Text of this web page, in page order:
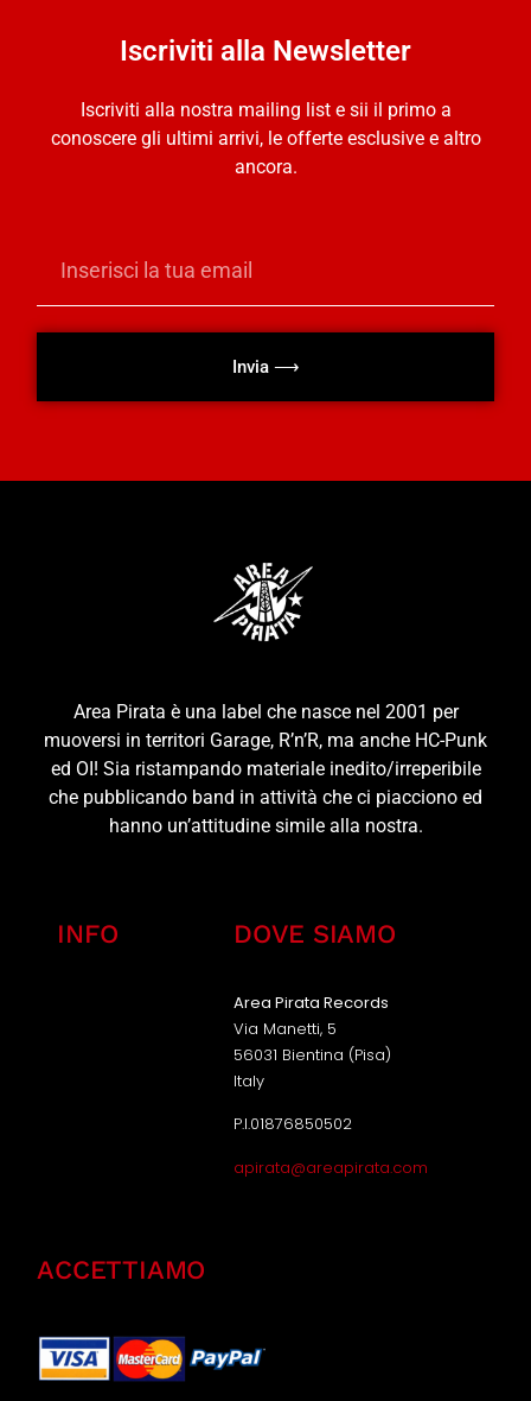
Iscriviti alla Newsletter
Iscriviti alla nostra mailing list e sii il primo a
conoscere gli ultimi arrivi, le offerte esclusive e altro
ancora.
Invia ⟶
Area Pirata è una label che nasce nel 2001 per
muoversi in territori Garage, R’n’R, ma anche HC-Punk
ed OI! Sia ristampando materiale inedito/irreperibile
che pubblicando band in attività che ci piacciono ed
hanno un’attitudine simile alla nostra.
INFO DOVE SIAMO
Area Pirata Records
Via Manetti, 5
56031 Bientina (Pisa)
Italy
P.I.01876850502
apirata@areapirata.com
ACCETTIAMO